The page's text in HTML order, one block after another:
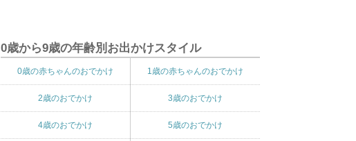
0歳から9歳の年齢別お出かけスタイル
0歳の赤ちゃんのおでかけ 1歳の赤ちゃんのおでかけ
2歳のおでかけ 3歳のおでかけ
4歳のおでかけ 5歳のおでかけ